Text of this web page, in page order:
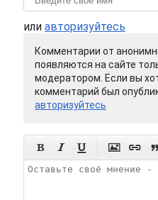
или авторизуйтесь
Комментарии от
появляются на сайте
модератором. Если вы
комментарий был
авторизуйтесь
    